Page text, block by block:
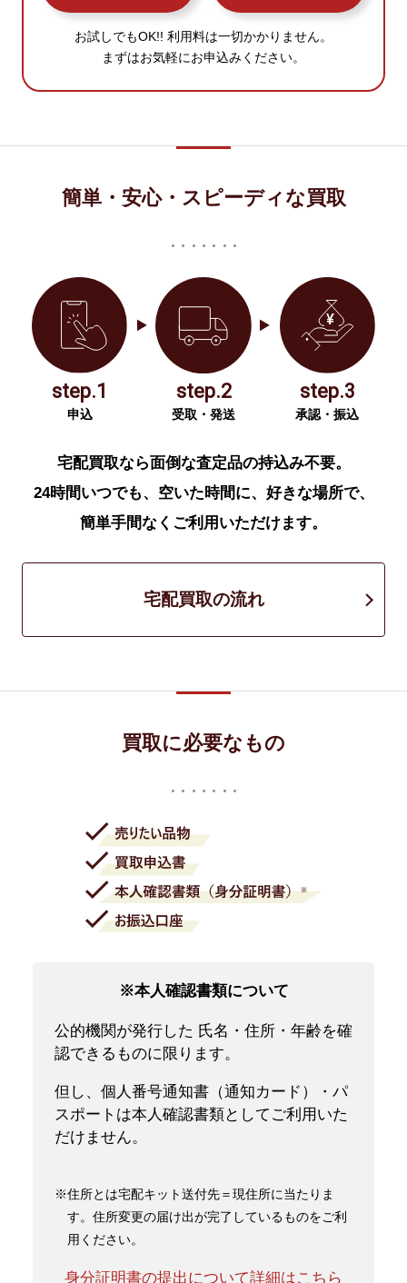
お試しでもOK!! 利用料は一切かかりません。
まずはお気軽にお申込みください。
簡単・安心・スピーディな買取
step.1
申込
step.2
受取・発送
step.3
承認・振込
宅配買取なら面倒な査定品の持込み不要。
24時間いつでも、空いた時間に、好きな場所で、
簡単手間なくご利用いただけます。
宅配買取の流れ
買取に必要なもの
※本人確認書類について
公的機関が発行した 氏名・住所・年齢を確
認できるものに限ります。
但し、個人番号通知書（通知カード）・パ
スポートは本人確認書類としてご利用いた
だけません。
※住所とは宅配キット送付先＝現住所に当たりま
す。住所変更の届け出が完了しているものをご利
用ください。
身分証明書の提出について詳細はこちら